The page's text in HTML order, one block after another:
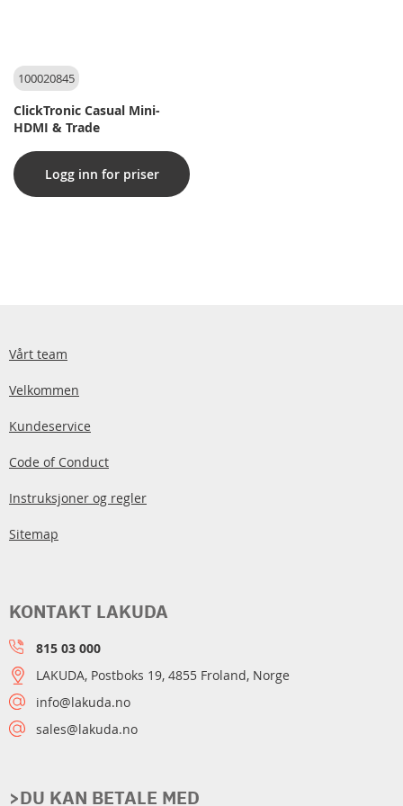
100020845
ClickTronic Casual Mini-
HDMI & Trade
Logg inn for priser
Vårt team
Velkommen
Kundeservice
Code of Conduct
Instruksjoner og regler
Sitemap
>DU KAN BETALE MED
KONTAKT LAKUDA
815 03 000
LAKUDA, Postboks 19, 4855 Froland, Norge
info@lakuda.no
sales@lakuda.no